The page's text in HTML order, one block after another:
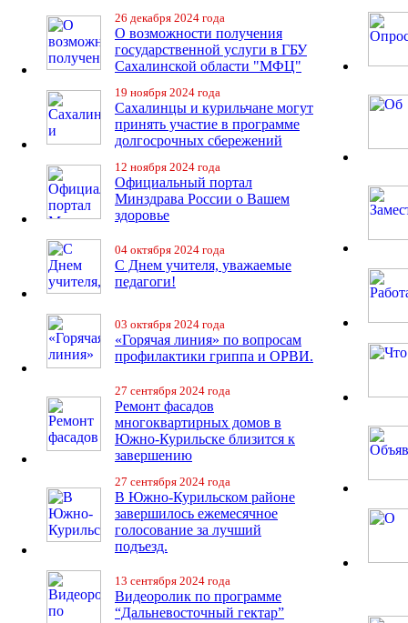
26 декабря 2024 года
О возможности получения
государственной услуги в ГБУ
Сахалинской области "МФЦ"
19 ноября 2024 года
Сахалинцы и курильчане могут
принять участие в программе
долгосрочных сбережений
12 ноября 2024 года
Официальный портал
Минздрава России о Вашем
здоровье
04 октября 2024 года
С Днем учителя, уважаемые
педагоги!
03 октября 2024 года
«Горячая линия» по вопросам
профилактики гриппа и ОРВИ.
27 сентября 2024 года
Ремонт фасадов
многоквартирных домов в
Южно-Курильске близится к
завершению
27 сентября 2024 года
В Южно-Курильском районе
завершилось ежемесячное
голосование за лучший
подъезд.
13 сентября 2024 года
Видеоролик по программе
“Дальневосточный гектар”